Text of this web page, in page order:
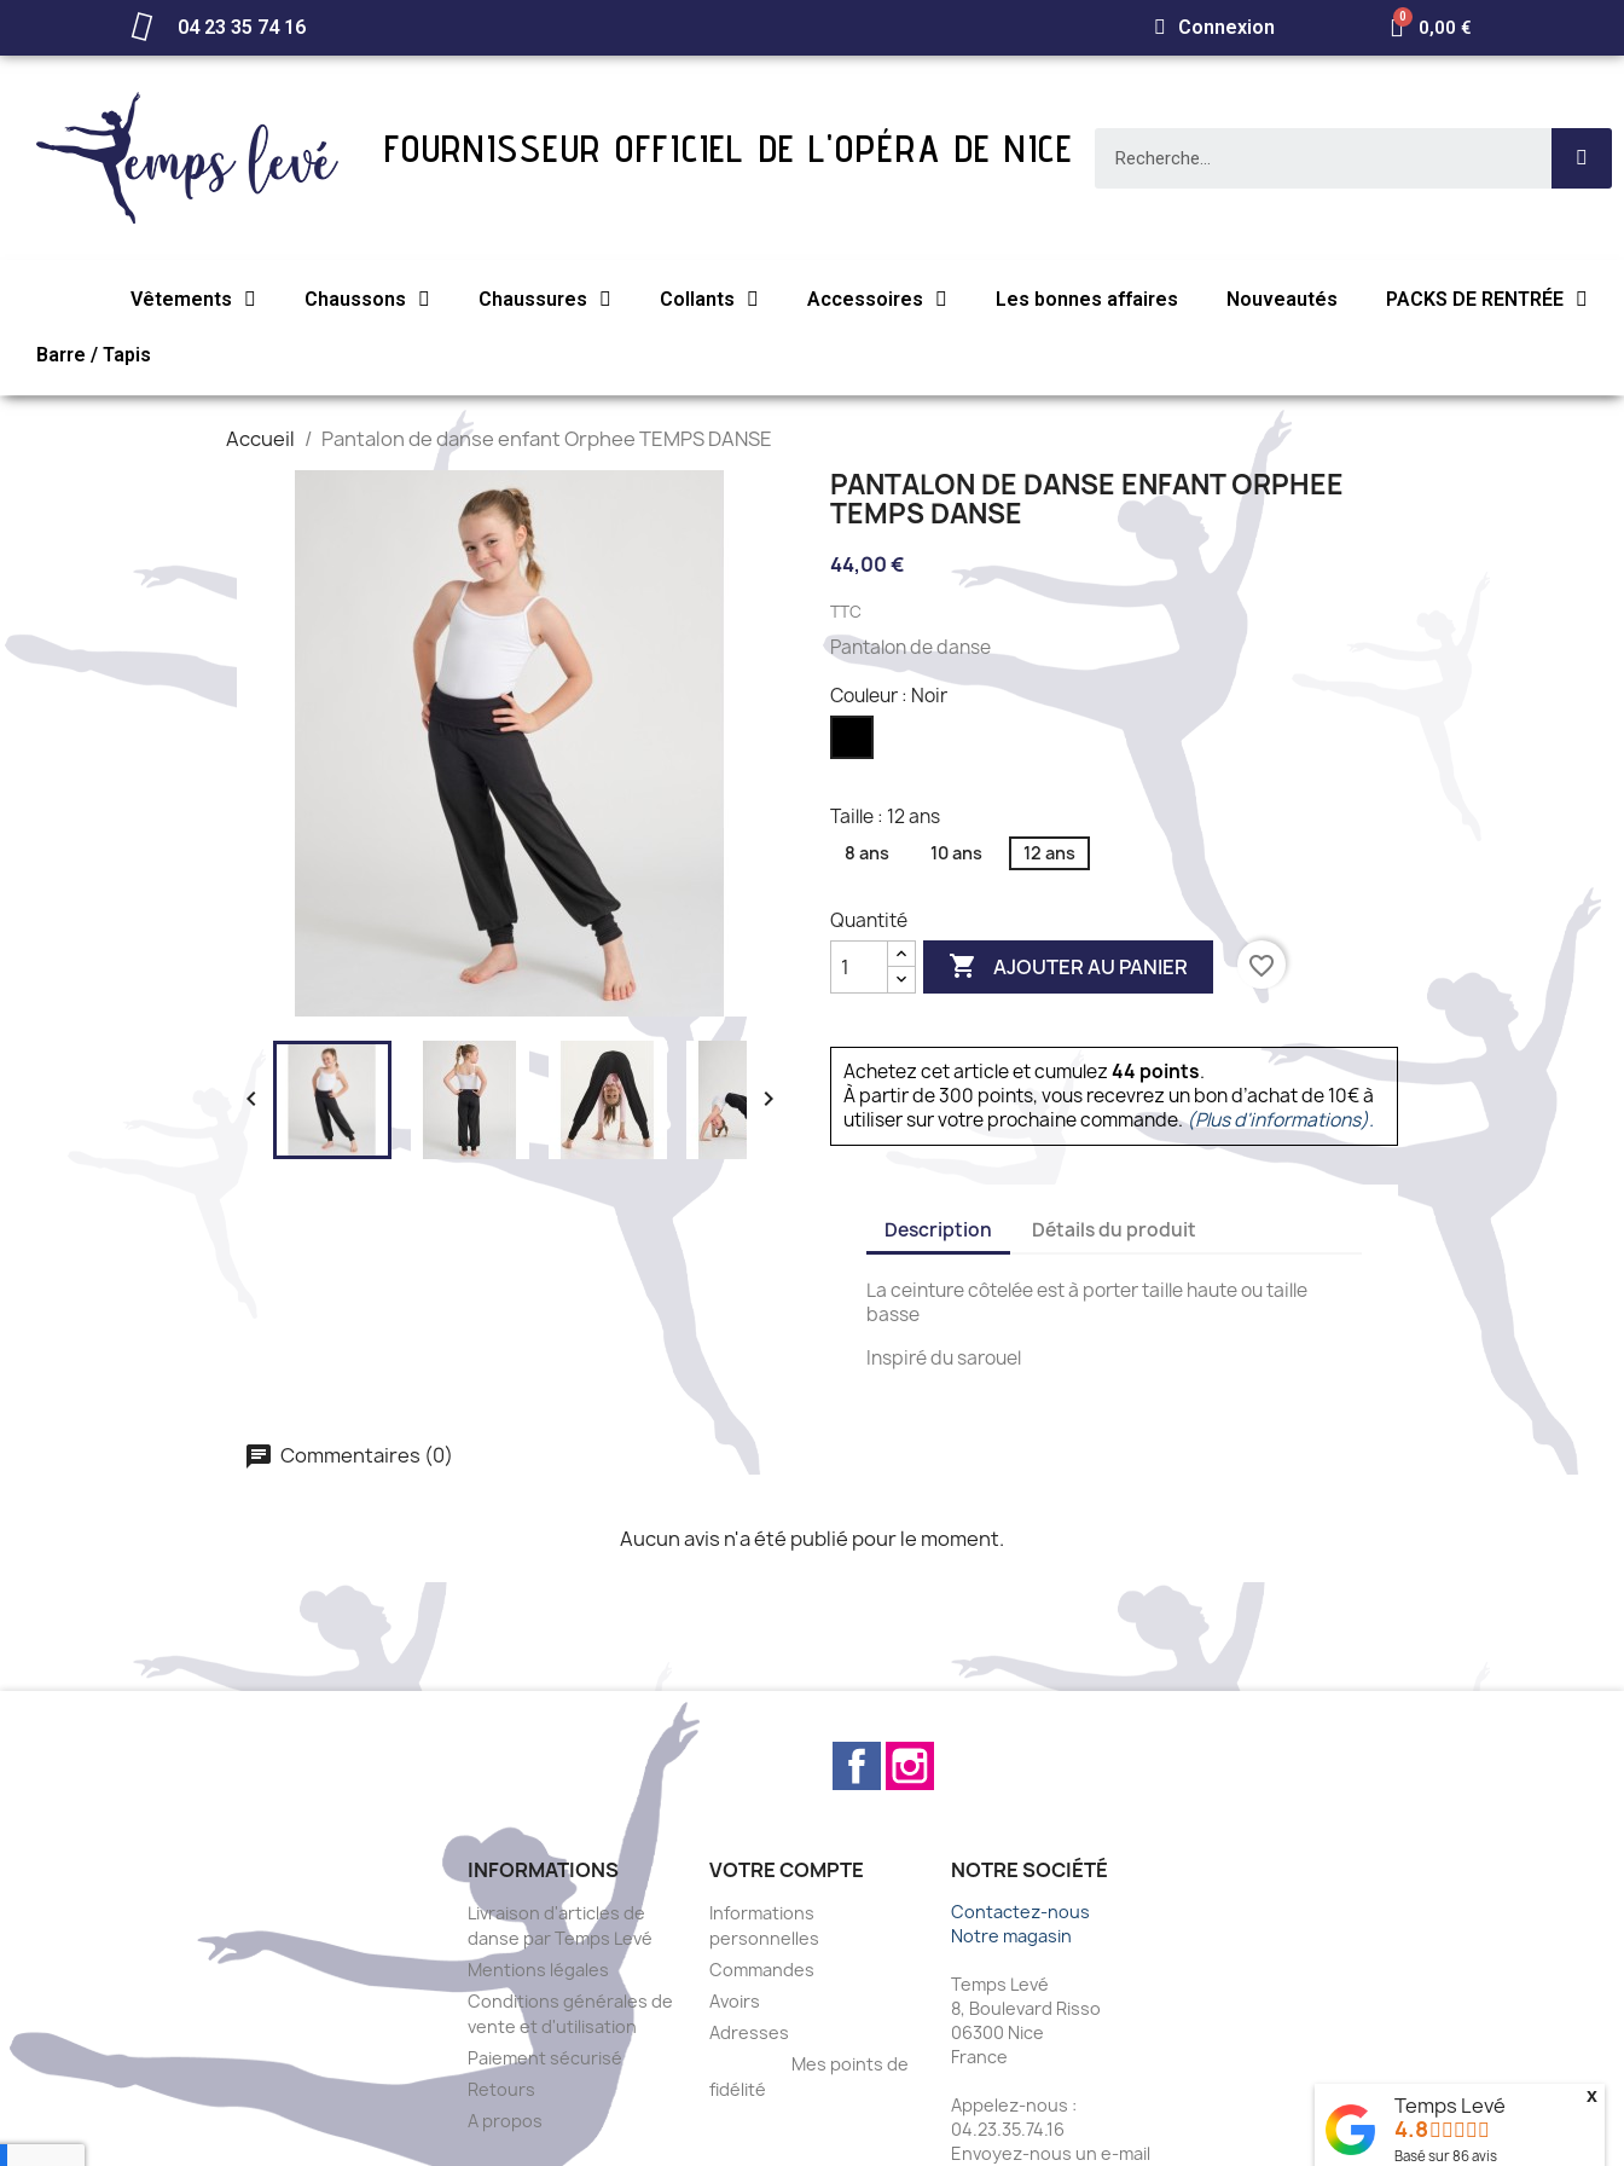
04 23 35 74 16 Connexion 0,00 €
FOURNISSEUR OFFICIEL DE L'OPÉRA DE NICE
Vêtements Chaussons Chaussures Collants Accessoires Les bonnes affaires Nouveautés PACKS DE RENTRÉE
Barre / Tapis
Accueil Pantalon de danse enfant Orphee TEMPS DANSE
 
PANTALON DE DANSE ENFANT ORPHEE
TEMPS DANSE
44,00 €
TTC
Pantalon de danse
Couleur : Noir
Taille : 12 ans
8 ans 10 ans 12 ans
Quantité
 AJOUTER AU PANIER favorite_border
Achetez cet article et cumulez44 points.
À partir de 300 points, vous recevrez un bon d’achat de 10€ à
utiliser sur votre prochaine commande.(Plus d'informations).
Description Détails du produit
La ceinture côtelée est à porter taille haute ou taille
basse
Inspiré du sarouel
Commentaires (0)
Aucun avis n'a été publié pour le moment.
Facebook
INFORMATIONS
Livraison d'articles de
danse par Temps Levé
Mentions légales
Conditions générales de
vente et d'utilisation
Paiement sécurisé
Retours
A propos
VOTRE COMPTE
Informations
personnelles
Commandes
Avoirs
Adresses
Mes points de
fidélité
NOTRE SOCIÉTÉ
Contactez-nous
Notre magasin
Temps Levé
8, Boulevard Risso
06300 Nice
France
Appelez-nous :
04.23.35.74.16
Envoyez-nous un e-mail
Temps Levé
4.8
Basé sur86avis
x